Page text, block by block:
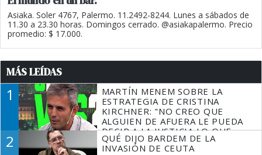
Asiaka. Soler 4767, Palermo. 11.2492-8244. Lunes a sábados de
11.30 a 23.30 horas. Domingos cerrado. @asiakapalermo. Precio
promedio: $ 17.000.
MÁS LEÍDAS
1
MARTÍN MENEM SOBRE LA
ESTRATEGIA DE CRISTINA
KIRCHNER: "NO CREO QUE
ALGUIEN DE AFUERA LE PUEDA
DECIR A LA JUSTICIA LO QUE
TIENE QUE HACER"
2
QUÉ DIJO BARDEM DE LA
INVASIÓN DE CEUTA